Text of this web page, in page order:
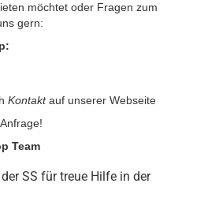
möchtet oder Fragen zum
gern:
Kontakt auf unserer Webseite
Team
SS für treue Hilfe in der